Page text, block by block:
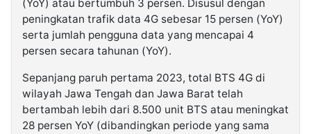
(YoY) atau bertumbuh 3 persen. Disusul dengan
peningkatan trafik data 4G sebesar 15 persen (YoY)
serta jumlah pengguna data yang mencapai 4
persen secara tahunan (YoY).
Sepanjang paruh pertama 2023, total BTS 4G di
wilayah Jawa Tengah dan Jawa Barat telah
bertambah lebih dari 8.500 unit BTS atau meningkat
28 persen YoY (dibandingkan periode yang sama